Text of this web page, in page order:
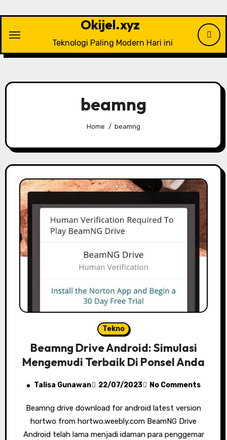
content
Okijel.xyz
Teknologi Paling Modern Hari ini
beamng
Home beamng
Tekno
Beamng Drive Android: Simulasi
Mengemudi Terbaik Di Ponsel Anda
Talisa Gunawan 22/07/2023 No Comments
Beamng drive download for android latest version
hortwo from hortwo.weebly.com BeamNG Drive
Android telah lama menjadi idaman para penggemar